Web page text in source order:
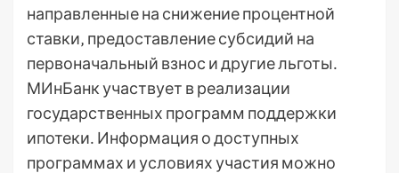
направленные на снижение процентной
ставки‚ предоставление субсидий на
первоначальный взнос и другие льготы․
МИнБанк участвует в реализации
государственных программ поддержки
ипотеки․ Информация о доступных
программах и условиях участия можно